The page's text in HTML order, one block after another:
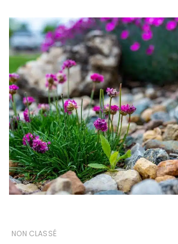
NON CLASSÉ